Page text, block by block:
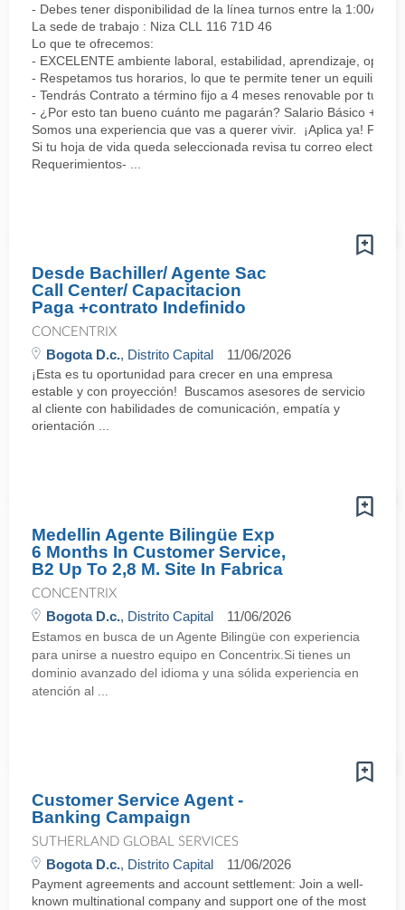
- Debes tener disponibilidad de la línea turnos entre la 1:00AM
La sede de trabajo : Niza CLL 116 71D 46
Lo que te ofrecemos:
- EXCELENTE ambiente laboral, estabilidad, aprendizaje,
- Respetamos tus horarios, lo que te permite tener un equilibrio
- Tendrás Contrato a término fijo a 4 meses renovable por tu
- ¿Por esto tan bueno cuánto me pagarán? Salario Básico +
Somos una experiencia que vas a querer vivir. ¡Aplica ya!
Si tu hoja de vida queda seleccionada revisa tu correo
Requerimientos- ...
Desde Bachiller/ Agente Sac
Call Center/ Capacitacion
Paga +contrato Indefinido
CONCENTRIX
Bogota D.c., Distrito Capital 11/06/2026
¡Esta es tu oportunidad para crecer en una empresa
estable y con proyección! Buscamos asesores de servicio
al cliente con habilidades de comunicación, empatía y
orientación ...
Medellin Agente Bilingüe Exp
6 Months In Customer Service,
B2 Up To 2,8 M. Site In Fabrica
CONCENTRIX
Bogota D.c., Distrito Capital 11/06/2026
Estamos en busca de un Agente Bilingüe con experiencia
para unirse a nuestro equipo en Concentrix.Si tienes un
dominio avanzado del idioma y una sólida experiencia en
atención al ...
Customer Service Agent -
Banking Campaign
SUTHERLAND GLOBAL SERVICES
Bogota D.c., Distrito Capital 11/06/2026
Payment agreements and account settlement: Join a well-
known multinational company and support one of the most